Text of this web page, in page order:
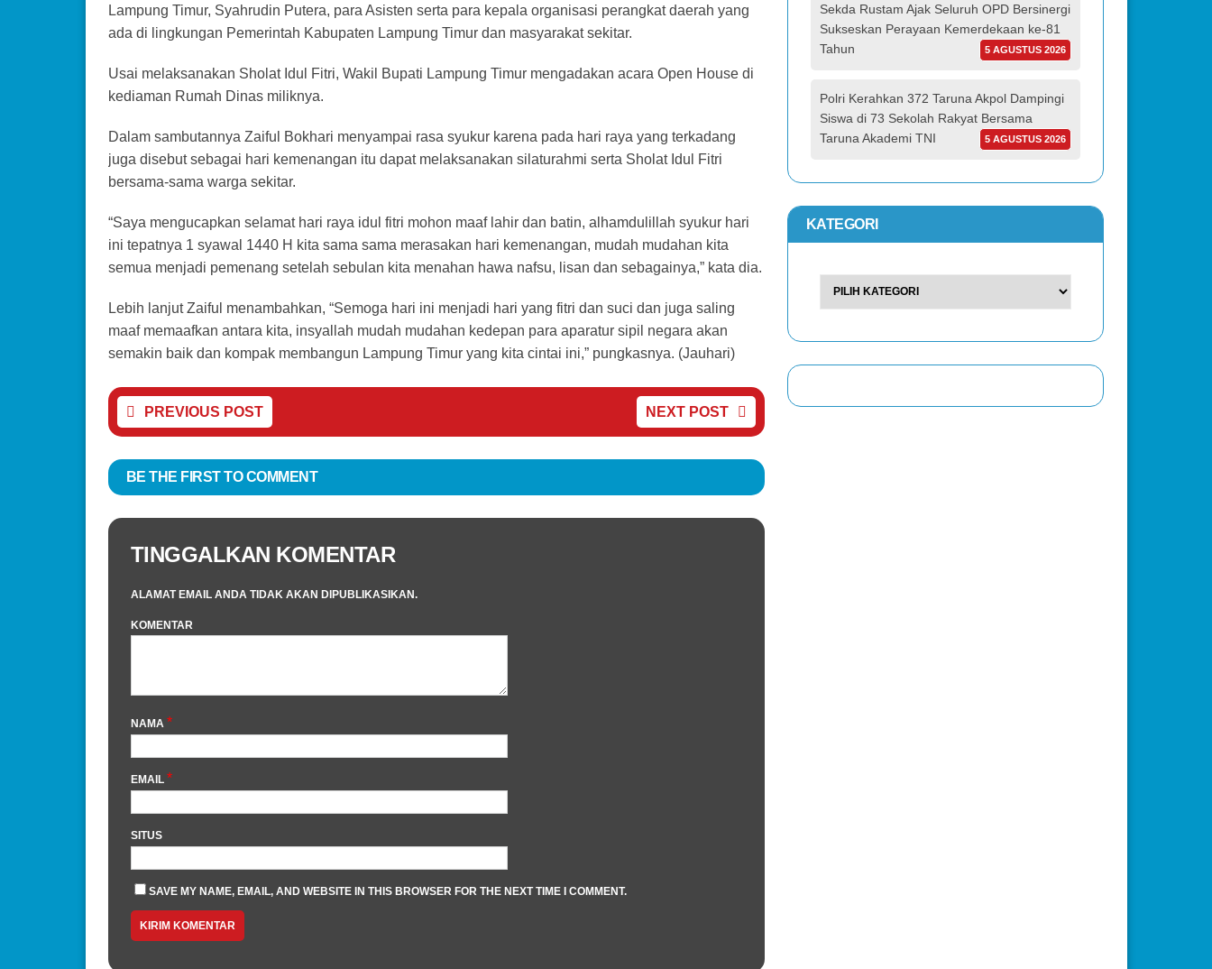
Lampung Timur, Syahrudin Putera, para Asisten serta para kepala organisasi perangkat daerah yang
ada di lingkungan Pemerintah Kabupaten Lampung Timur dan masyarakat sekitar.
Usai melaksanakan Sholat Idul Fitri, Wakil Bupati Lampung Timur mengadakan acara Open House di
kediaman Rumah Dinas miliknya.
Dalam sambutannya Zaiful Bokhari menyampai rasa syukur karena pada hari raya yang terkadang
juga disebut sebagai hari kemenangan itu dapat melaksanakan silaturahmi serta Sholat Idul Fitri
bersama-sama warga sekitar.
“Saya mengucapkan selamat hari raya idul fitri mohon maaf lahir dan batin, alhamdulillah syukur hari
ini tepatnya 1 syawal 1440 H kita sama sama merasakan hari kemenangan, mudah mudahan kita
semua menjadi pemenang setelah sebulan kita menahan hawa nafsu, lisan dan sebagainya,” kata dia.
Lebih lanjut Zaiful menambahkan, “Semoga hari ini menjadi hari yang fitri dan suci dan juga saling
maaf memaafkan antara kita, insyallah mudah mudahan kedepan para aparatur sipil negara akan
semakin baik dan kompak membangun Lampung Timur yang kita cintai ini,” pungkasnya. (Jauhari)
PREVIOUS POST NEXT POST
BE THE FIRST TO COMMENT
TINGGALKAN KOMENTAR
ALAMAT EMAIL ANDA TIDAK AKAN DIPUBLIKASIKAN.
KOMENTAR
NAMA *
EMAIL *
SITUS
SAVE MY NAME, EMAIL, AND WEBSITE IN THIS BROWSER FOR THE NEXT TIME I COMMENT.
Sekda Rustam Ajak Seluruh OPD Bersinergi
Sukseskan Perayaan Kemerdekaan ke-81
Tahun
5 AGUSTUS 2026
Polri Kerahkan 372 Taruna Akpol Dampingi
Siswa di 73 Sekolah Rakyat Bersama
Taruna Akademi TNI
5 AGUSTUS 2026
KATEGORI